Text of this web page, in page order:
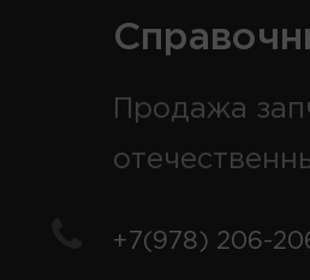
Продажа
+7(978) 206-